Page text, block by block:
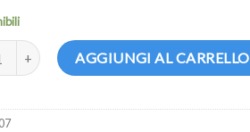
quantitàAGGIUNGI AL CARRELLO